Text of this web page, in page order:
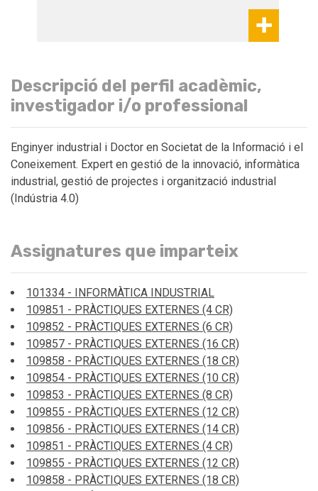
Descripció del perfil acadèmic,
investigador i/o professional
Enginyer industrial i Doctor en Societat de la Informació i el
Coneixement. Expert en gestió de la innovació, informàtica
industrial, gestió de projectes i organització industrial
(Indústria 4.0)
Assignatures que imparteix
101334 - INFORMÀTICA INDUSTRIAL
109851 - PRÀCTIQUES EXTERNES (4 CR)
109852 - PRÀCTIQUES EXTERNES (6 CR)
109857 - PRÀCTIQUES EXTERNES (16 CR)
109858 - PRÀCTIQUES EXTERNES (18 CR)
109854 - PRÀCTIQUES EXTERNES (10 CR)
109853 - PRÀCTIQUES EXTERNES (8 CR)
109855 - PRÀCTIQUES EXTERNES (12 CR)
109856 - PRÀCTIQUES EXTERNES (14 CR)
109851 - PRÀCTIQUES EXTERNES (4 CR)
109855 - PRÀCTIQUES EXTERNES (12 CR)
109858 - PRÀCTIQUES EXTERNES (18 CR)